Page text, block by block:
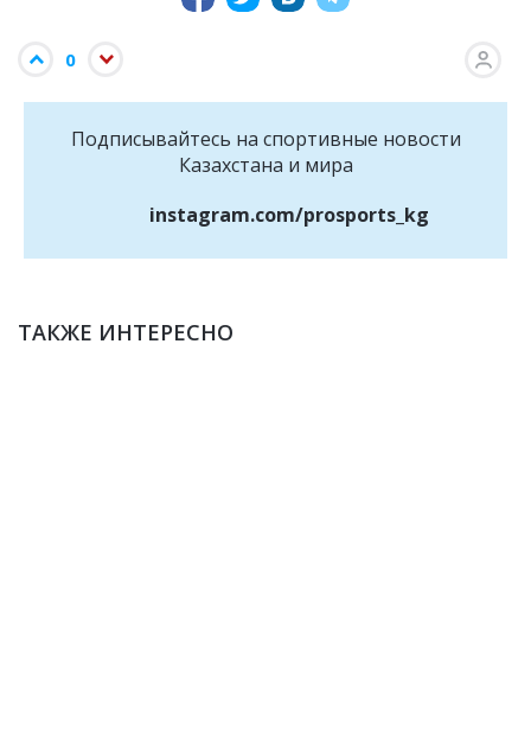
0
Подписывайтесь на cпортивные новости
Казахстана и мира
instagram.com/prosports_kg
ТАКЖЕ ИНТЕРЕСНО